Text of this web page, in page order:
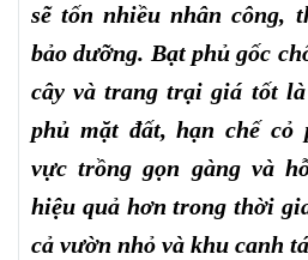
sẽ tốn nhiều nhân công,
bảo dưỡng. Bạt phủ gốc
cây và trang trại giá tốt
phủ mặt đất, hạn chế
vực trồng gọn gàng và
hiệu quả hơn trong thời
cả vườn nhỏ và khu canh